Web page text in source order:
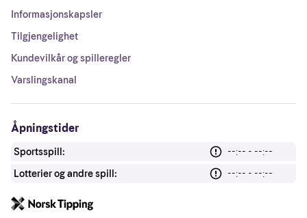
Informasjonskapsler
Tilgjengelighet
Kundevilkår og spilleregler
Varslingskanal
Åpningstider
Sportsspill:
--:-- - --:--
Lotterier og andre spill:
--:-- - --:--